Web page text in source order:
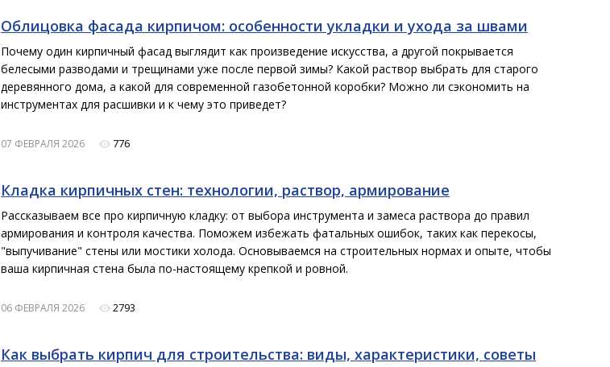
Облицовка фасада кирпичом: особенности укладки и ухода за швами
Почему один кирпичный фасад выглядит как произведение искусства, а другой покрывается
белесыми разводами и трещинами уже после первой зимы? Какой раствор выбрать для старого
деревянного дома, а какой для современной газобетонной коробки? Можно ли сэкономить на
инструментах для расшивки и к чему это приведет?
07 ФЕВРАЛЯ 2026 776
Кладка кирпичных стен: технологии, раствор, армирование
Рассказываем все про кирпичную кладку: от выбора инструмента и замеса раствора до правил
армирования и контроля качества. Поможем избежать фатальных ошибок, таких как перекосы,
"выпучивание" стены или мостики холода. Основываемся на строительных нормах и опыте, чтобы
ваша кирпичная стена была по-настоящему крепкой и ровной.
06 ФЕВРАЛЯ 2026 2793
Как выбрать кирпич для строительства: виды, характеристики, советы